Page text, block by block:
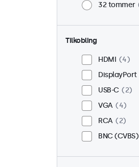
32 tommer
Tilkobling
HDMI
4
DisplayPort
USB-C
2
VGA
4
RCA
2
BNC (CVBS)